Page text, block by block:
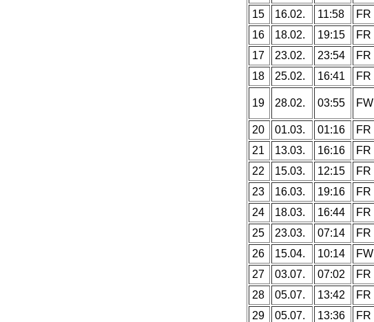
15
16.02. 11:58 FR
16
18.02. 19:15 FR
17
23.02. 23:54 FR
18
25.02. 16:41 FR
19 28.02. 03:55 FW
20
01.03. 01:16 FR
21
13.03. 16:16 FR
22
15.03. 12:15 FR
23
16.03. 19:16 FR
24
18.03. 16:44 FR
25
23.03. 07:14 FR
26
15.04. 10:14 FW
27
03.07. 07:02 FR
28
05.07. 13:42 FR
29
05.07. 13:36 FR